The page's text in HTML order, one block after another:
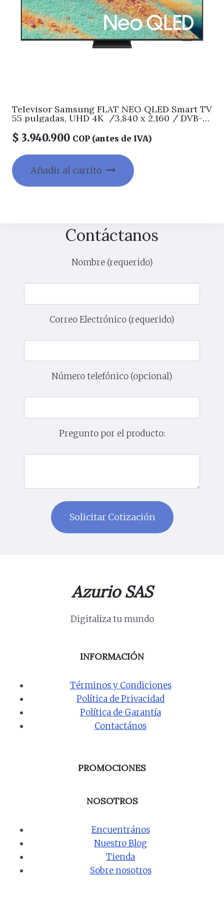
Televisor Samsung FLAT NEO QLED Smart TV
55 pulgadas, UHD 4K /3,840 x 2,160 / DVB-
Bluetooth / Dual Led / asistente de voz /
modo ambiente/ Modo Juego/ HDMI x 4 /
USB x 2 /LAN/ abre y edita archivos de
Office/ Control Solar/Garantía 1 año, Ficha
tecnica completa en www.samsung.com.co
$ 3.940.900 COP (antes de IVA)
Añadir al carrito
Contáctanos
Nombre (requerido)
Correo Electrónico (requerido)
Número telefónico (opcional)
Pregunto por el producto:
Azurio SAS
Digitaliza tu mundo
INFORMACIÓN
Términos y Condiciones
Política de Privacidad
Política de Garantía
Contactános
PROMOCIONES
NOSOTROS
Encuentrános
Nuestro Blog
Tienda
Sobre nosotros